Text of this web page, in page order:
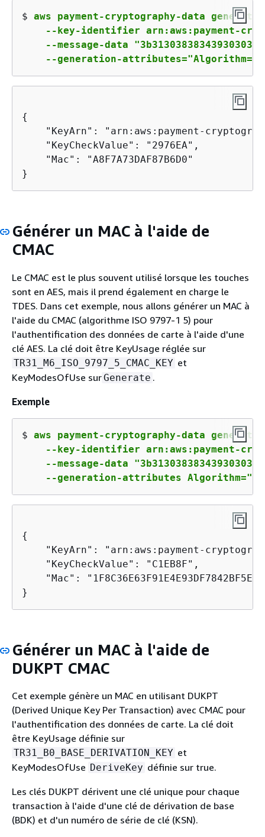
$ aws payment-cryptography-data
--key-identifier arn:aws:payment-
--message-data
--generation-
{
"KeyArn": "arn:aws:payment-
    "KeyCheckValue": "2976EA",
    "Mac": "A8F7A73DAF87B6D0"
}
Générer un MAC à l'aide de
CMAC
Le CMAC est le plus souvent utilisé lorsque les touches
sont en AES, mais il prend également en charge le
TDES. Dans cet exemple, nous allons générer un MAC à
l'aide du CMAC (algorithme ISO 9797-1 5) pour
l'authentification des données de carte à l'aide d'une
clé AES. La clé doit être KeyUsage réglée sur
TR31_M6_ISO_9797_5_CMAC_KEY et
KeyModesOfUse surGenerate .
Exemple
$ aws payment-cryptography-data
--key-identifier arn:aws:payment-
--message-data
--generation-attributes
{
"KeyArn": "arn:aws:payment-
    "KeyCheckValue": "C1EB8F",
"Mac":
}
Générer un MAC à l'aide de
DUKPT CMAC
Cet exemple génère un MAC en utilisant DUKPT
(Derived Unique Key Per Transaction) avec CMAC pour
l'authentification des données de carte. La clé doit
être KeyUsage définie sur
TR31_B0_BASE_DERIVATION_KEY et
KeyModesOfUse DeriveKey définie sur true.
Les clés DUKPT dérivent une clé unique pour chaque
transaction à l'aide d'une clé de dérivation de base
(BDK) et d'un numéro de série de clé (KSN).